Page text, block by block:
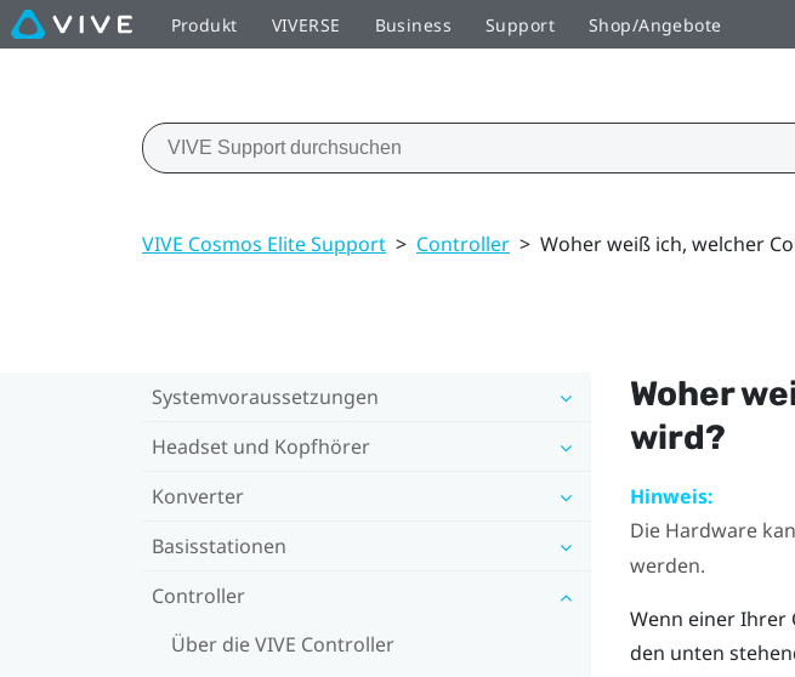
Produkt VIVERSE Business Support Shop/Angebote
VIVE Cosmos Elite Support > Controller > Woher weiß ich, welcher
Systemvoraussetzungen
Headset und Kopfhörer
Konverter
Basisstationen
Controller
Über die VIVE Controller
Woher
wird?
Hinweis:
Die Hardware
werden.
Wenn einer Ihrer
den unten